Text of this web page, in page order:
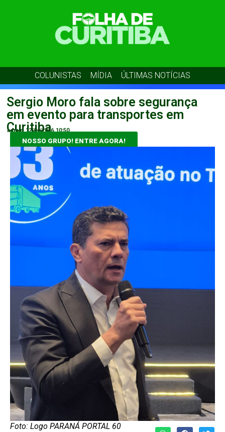
COLUNISTAS MÍDIA ÚLTIMAS NOTÍCIAS
Sergio Moro fala sobre segurança
em evento para transportes em
Curitiba
admin 12/04/2026 10:50
NOSSO GRUPO! ENTRE AGORA!
Foto: Logo PARANÁ PORTAL 60